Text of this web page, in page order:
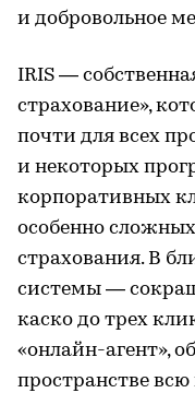
и добровольное
IRIS —
страхование»,
почти для всех
и некоторых
корпоративных
особенно
страхования. В
системы —
каско до трех
«онлайн-агент»,
пространстве